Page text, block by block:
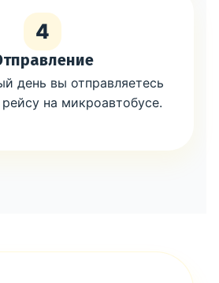
4
день вы отправляетесь
на микроавтобусе.